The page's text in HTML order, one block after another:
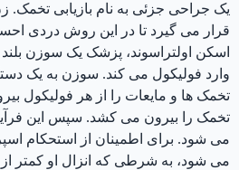
یک جراحی جزئی به نام بازیابی
قرار می گیرد تا در این روش دردی
اسکن اولتراسوند، پزشک یک سوزن
وارد فولیکول می کند. سوزن به یک
تخمک ها و مایعات را از هر فولیکول
تخمک را بیرون می کشد. سپس این
می شود. برای اطمینان از استحکام
می شود، به شرطی که انزال او کمتر از 3 روز نباشد.